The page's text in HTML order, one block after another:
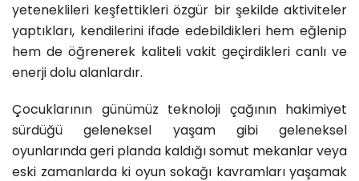
yeteneklileri keşfettikleri özgür bir şekilde aktiviteler
yaptıkları, kendilerini ifade edebildikleri hem eğlenip
hem de öğrenerek kaliteli vakit geçirdikleri canlı ve
enerji dolu alanlardır.
Çocuklarının günümüz teknoloji çağının hakimiyet
sürdüğü geleneksel yaşam gibi geleneksel
oyunlarında geri planda kaldığı somut mekanlar veya
eski zamanlarda ki oyun sokağı kavramları yaşamak